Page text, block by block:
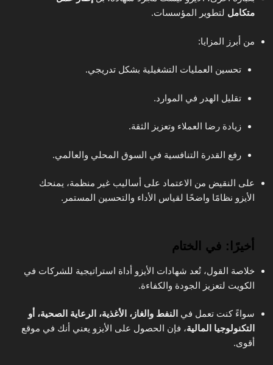
متكامل لتطوير المؤسسات.
من أبرز المزايا:
تحسين العمليات التشغيلية بشكل تدريجي.
تقليل الهدر في الموارد.
زيادة رضا العملاء وتعزيز الثقة.
رفع القدرة التنافسية في السوق المحلي والعالمي.
على النقيض من الاعتماد على أساليب غير منظمة، يمنحك
الأيزو نظامًا واضحًا لقياس الأداء والتحسين المستمر.
أخيرًا: في الختام
خلاصة القول، تُعد شهادات الأيزو أداة استراتيجية للشركات في
الكويت لتعزيز الجودة والكفاءة.
سواءً كنت تعمل في النفط والغاز، الأغذية، الرعاية الصحية، أو
التكنولوجيا المالية، فإن الحصول على الأيزو يعني أنك في موقع
أقوى.